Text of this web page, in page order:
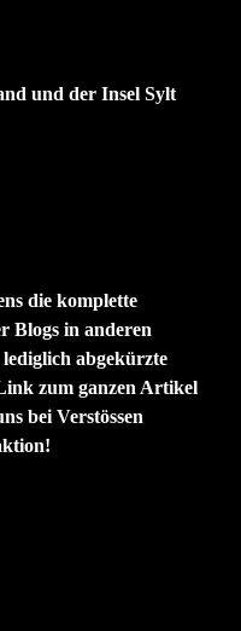
und der Insel Sylt
die komplette
Blogs in anderen
abgekürzte
zum ganzen Artikel
bei Verstössen